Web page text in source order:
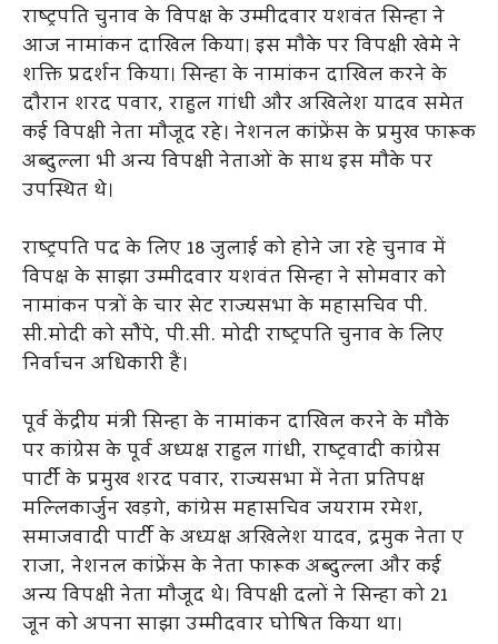
राष्ट्रपति चुनाव के विपक्ष के उम्मीदवार यशवंत सिन्हा ने
आज नामांकन दाखिल किया। इस मौके पर विपक्षी खेमे ने
शक्ति प्रदर्शन किया। सिन्हा के नामांकन दाखिल करने के
दौरान शरद पवार, राहुल गांधी और अखिलेश यादव समेत
कई विपक्षी नेता मौजूद रहे। नेशनल कांफ्रेंस के प्रमुख फारूक
अब्दुल्ला भी अन्य विपक्षी नेताओं के साथ इस मौके पर
उपस्थित थे।
राष्ट्रपति पद के लिए 18 जुलाई को होने जा रहे चुनाव में
विपक्ष के साझा उम्मीदवार यशवंत सिन्हा ने सोमवार को
नामांकन पत्रों के चार सेट राज्यसभा के महासचिव पी.
सी.मोदी को सौंपे, पी.सी. मोदी राष्ट्रपति चुनाव के लिए
निर्वाचन अधिकारी हैं।
पूर्व केंद्रीय मंत्री सिन्हा के नामांकन दाखिल करने के मौके
पर कांग्रेस के पूर्व अध्यक्ष राहुल गांधी, राष्ट्रवादी कांग्रेस
पार्टी के प्रमुख शरद पवार, राज्यसभा में नेता प्रतिपक्ष
मल्लिकार्जुन खड़गे, कांग्रेस महासचिव जयराम रमेश,
समाजवादी पार्टी के अध्यक्ष अखिलेश यादव, द्रमुक नेता ए
राजा, नेशनल कांफ्रेंस के नेता फारूक अब्दुल्ला और कई
अन्य विपक्षी नेता मौजूद थे। विपक्षी दलों ने सिन्हा को 21
जून को अपना साझा उम्मीदवार घोषित किया था।